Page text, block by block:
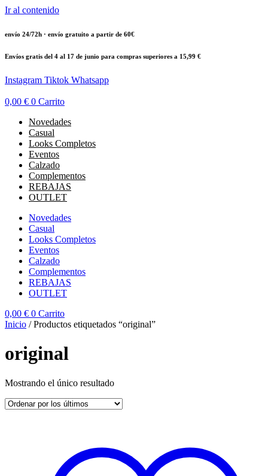
Ir al contenido
envío 24/72h · envío gratuito a partir de 60€
Envíos gratis del 4 al 17 de junio para compras superiores a 15,99 €
Instagram Tiktok Whatsapp
0,00 € 0 Carrito
Novedades
Casual
Looks Completos
Eventos
Calzado
Complementos
REBAJAS
OUTLET
Novedades
Casual
Looks Completos
Eventos
Calzado
Complementos
REBAJAS
OUTLET
0,00 € 0 Carrito
Inicio / Productos etiquetados “original”
original
Mostrando el único resultado